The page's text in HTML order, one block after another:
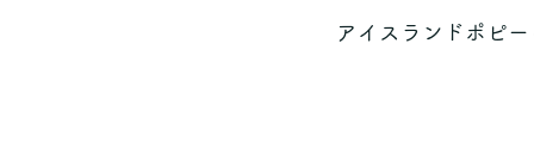
アイスランドポピ